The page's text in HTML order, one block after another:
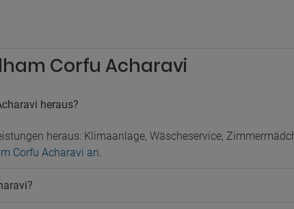
Corfu Acharavi
heraus?
heraus: Klimaanlage, Wäscheservice,
Corfu Acharavi an.